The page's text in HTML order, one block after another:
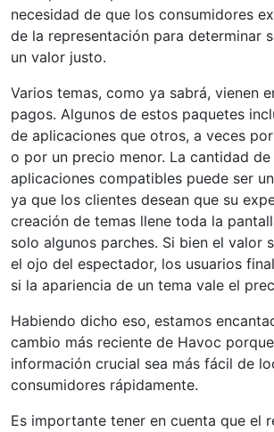
necesidad de que los consumidores
de la representación para determinar
un valor justo.
Varios temas, como ya sabrá, vienen
pagos. Algunos de estos paquetes
de aplicaciones que otros, a veces
o por un precio menor. La cantidad
aplicaciones compatibles puede ser
ya que los clientes desean que su
creación de temas llene toda la
solo algunos parches. Si bien el valor
el ojo del espectador, los usuarios
si la apariencia de un tema vale el
Habiendo dicho eso, estamos
cambio más reciente de Havoc
información crucial sea más fácil de
consumidores rápidamente.
Es importante tener en cuenta que el